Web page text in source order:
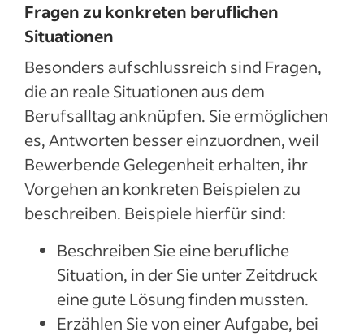
Fragen zu konkreten beruflichen
Situationen
Besonders aufschlussreich sind Fragen,
die an reale Situationen aus dem
Berufsalltag anknüpfen. Sie ermöglichen
es, Antworten besser einzuordnen, weil
Bewerbende Gelegenheit erhalten, ihr
Vorgehen an konkreten Beispielen zu
beschreiben. Beispiele hierfür sind:
Beschreiben Sie eine berufliche
Situation, in der Sie unter Zeitdruck
eine gute Lösung finden mussten.
Erzählen Sie von einer Aufgabe, bei